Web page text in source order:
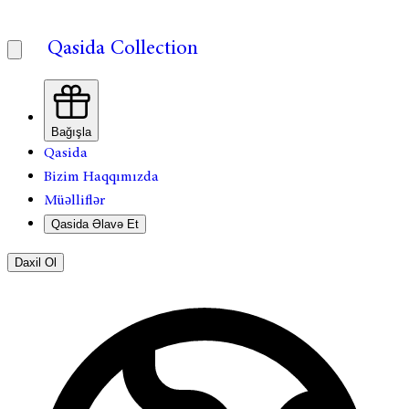
Qasida Collection
Bağışla
Qasida
Bizim Haqqımızda
Müəlliflər
Qasida Əlavə Et
Daxil Ol